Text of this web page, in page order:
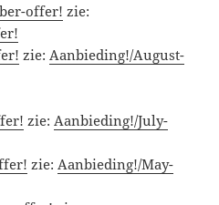
offer! zie:
zie: Aanbieding!/August-
zie: Aanbieding!/July-
zie: Aanbieding!/May-